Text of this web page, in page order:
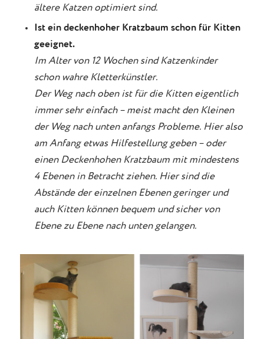
ältere Katzen optimiert sind.
Ist ein deckenhoher Kratzbaum schon für Kitten
geeignet.
Im Alter von 12 Wochen sind Katzenkinder
schon wahre Kletterkünstler.
Der Weg nach oben ist für die Kitten eigentlich
immer sehr einfach – meist macht den Kleinen
der Weg nach unten anfangs Probleme. Hier also
am Anfang etwas Hilfestellung geben – oder
einen Deckenhohen Kratzbaum mit mindestens
4 Ebenen in Betracht ziehen. Hier sind die
Abstände der einzelnen Ebenen geringer und
auch Kitten können bequem und sicher von
Ebene zu Ebene nach unten gelangen.